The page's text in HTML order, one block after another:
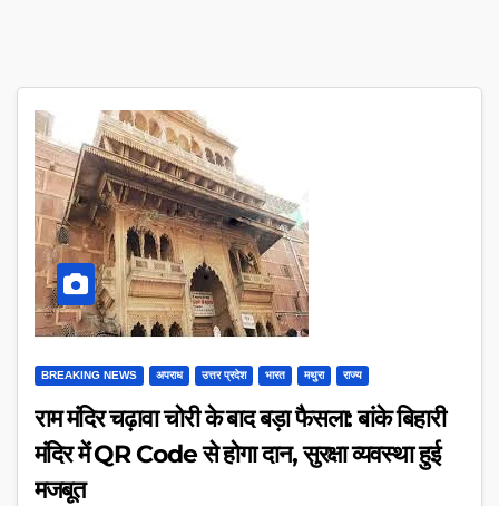
BREAKING NEWS अपराध उत्तर प्रदेश भारत मथुरा राज्य
राम मंदिर चढ़ावा चोरी के बाद बड़ा फैसला: बांके बिहारी
मंदिर में QR Code से होगा दान, सुरक्षा व्यवस्था हुई
मजबूत